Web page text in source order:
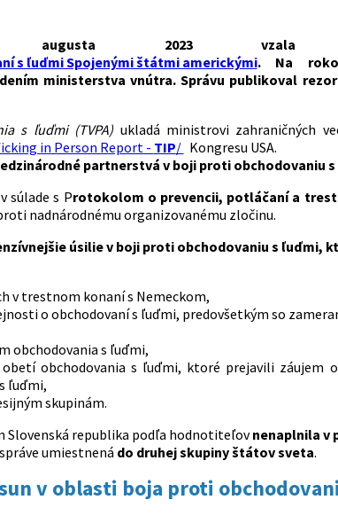
2023 vzala
s ľuďmi Spojenými štátmi americkými. Na
ministerstva vnútra. Správu publikoval
s ľuďmi (TVPA) ukladá ministrovi zahraničných
in Person Report - TIP/ Kongresu USA.
partnerstvá v boji proti obchodovaniu
súlade s Protokolom o prevencii, potláčaní a
nadnárodnému organizovanému zločinu.
úsilie v boji proti obchodovaniu s ľuďmi,
v trestnom konaní s Nemeckom,
o obchodovaní s ľuďmi, predovšetkým so
obchodovania s ľuďmi,
obchodovania s ľuďmi, ktoré prejavili záujem
ľuďmi,
skupinám.
Slovenská republika podľa hodnotiteľovnenaplnila v
umiestnená do druhej skupiny štátov sveta.
v oblasti boja proti